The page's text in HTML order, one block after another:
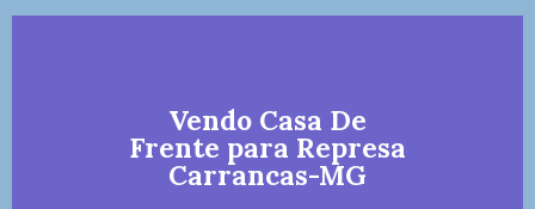
Vendo Casa De
Frente para Represa
Carrancas-MG